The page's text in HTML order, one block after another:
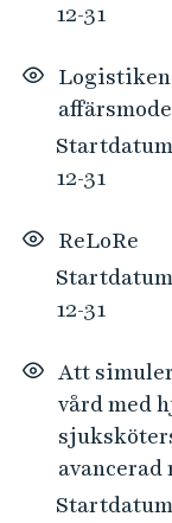
12-31
12-31
ReLoRe
12-31
Att
vård med
avancerad